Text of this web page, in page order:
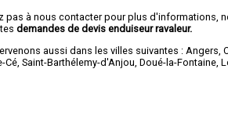
pas à nous contacter pour plus d'informations,
demandes de devis enduiseur ravaleur.
aussi dans les villes suivantes : Angers ,
Cé ,Saint-Barthélemy-d'Anjou ,Doué-la-Fontaine ,